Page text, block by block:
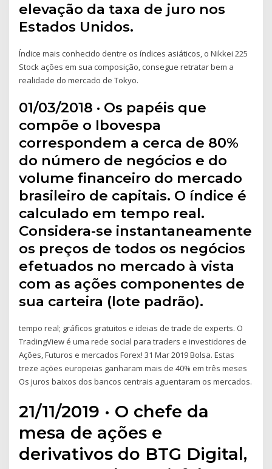
elevação da taxa de juro nos
Estados Unidos.
Índice mais conhecido dentre os índices asiáticos, o Nikkei 225
Stock ações em sua composição, consegue retratar bem a
realidade do mercado de Tokyo.
01/03/2018 · Os papéis que
compõe o Ibovespa
correspondem a cerca de 80%
do número de negócios e do
volume financeiro do mercado
brasileiro de capitais. O índice é
calculado em tempo real.
Considera-se instantaneamente
os preços de todos os negócios
efetuados no mercado à vista
com as ações componentes de
sua carteira (lote padrão).
tempo real; gráficos gratuitos e ideias de trade de experts. O
TradingView é uma rede social para traders e investidores de
Ações, Futuros e mercados Forex! 31 Mar 2019 Bolsa. Estas
treze ações europeias ganharam mais de 40% em três meses
Os juros baixos dos bancos centrais aguentaram os mercados.
21/11/2019 · O chefe da
mesa de ações e
derivativos do BTG Digital,